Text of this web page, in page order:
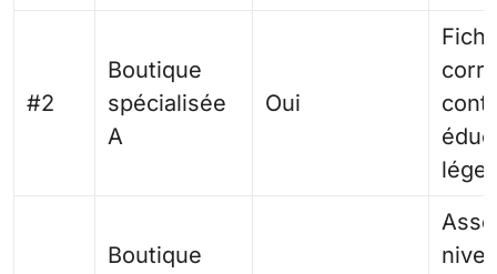
#2
Boutique
spécialisée
A
Oui
léger
Boutique